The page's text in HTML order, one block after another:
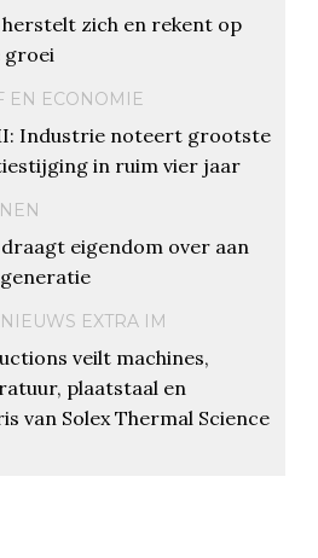
zich en rekent op
groei
EN ECONOMIE
Industrie noteert grootste
in ruim vier jaar
eigendom over aan
EXTRA IM
veilt machines,
plaatstaal en
van Solex Thermal Science